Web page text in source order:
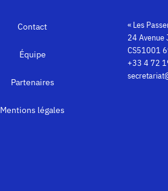
Contact
Équipe
Partenaires
Mentions légales
« Les
24 Avenue
CS51001
+33 4 72